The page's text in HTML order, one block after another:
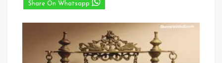
Share On Whatsapp